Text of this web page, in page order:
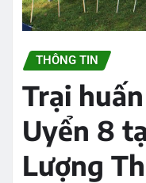
THÔNG TIN
Trại
Uyển 8
Lượng